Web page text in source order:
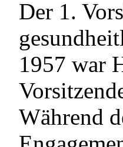
Der 1.
1957 war
Während